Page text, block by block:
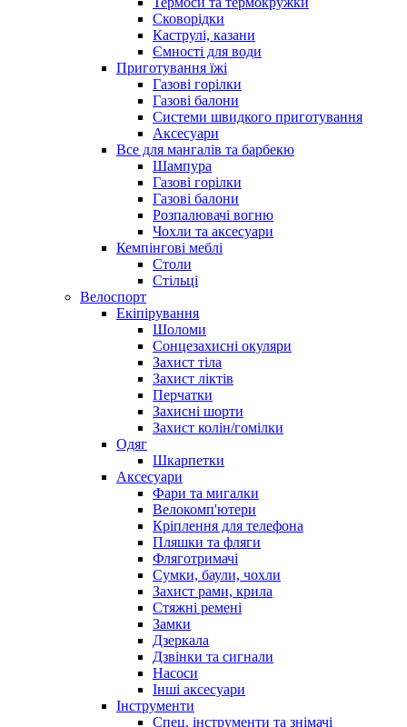
Сковорідки
Каструлі, казани
Ємності для води
Приготування їжі
Газові горілки
Газові балони
Системи швидкого приготування
Аксесуари
Все для мангалів та барбекю
Шампура
Газові горілки
Газові балони
Розпалювачі вогню
Чохли та аксесуари
Кемпінгові меблі
Столи
Стільці
Велоспорт
Екіпірування
Шоломи
Сонцезахисні окуляри
Захист тіла
Захист ліктів
Перчатки
Захисні шорти
Захист колін/гомілки
Одяг
Шкарпетки
Аксесуари
Фари та мигалки
Велокомп'ютери
Кріплення для телефона
Пляшки та фляги
Фляготримачі
Сумки, баули, чохли
Захист рами, крила
Стяжні ремені
Замки
Дзеркала
Дзвінки та сигнали
Насоси
Інші аксесуари
Інструменти
Спец. інструменти та знімачі